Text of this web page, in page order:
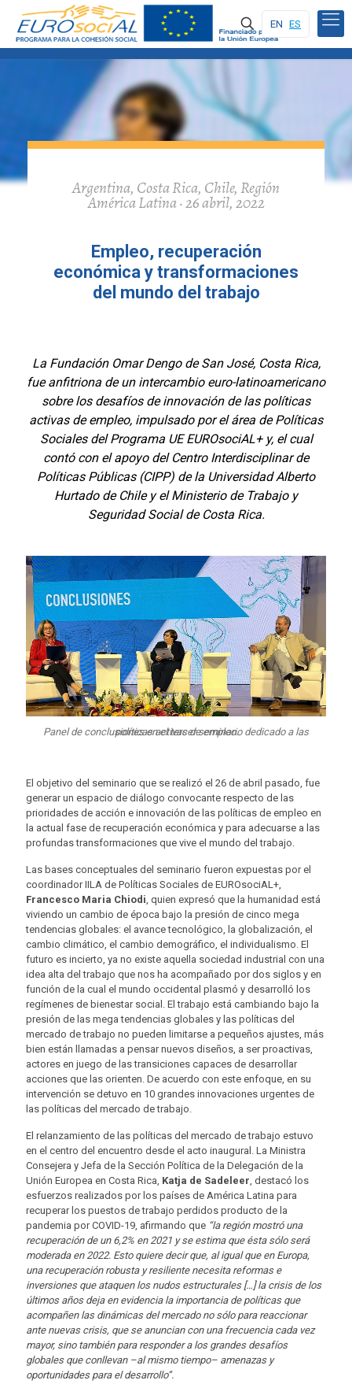
EN ES
Argentina, Costa Rica, Chile, Región
América Latina · 26 abril, 2022
Empleo, recuperación
económica y transformaciones
del mundo del trabajo
La Fundación Omar Dengo de San José, Costa Rica,
fue anfitriona de un intercambio euro-latinoamericano
sobre los desafíos de innovación de las políticas
activas de empleo, impulsado por el área de Políticas
Sociales del Programa UE EUROsociAL+ y, el cual
contó con el apoyo del Centro Interdisciplinar de
Políticas Públicas (CIPP) de la Universidad Alberto
Hurtado de Chile y el Ministerio de Trabajo y
Seguridad Social de Costa Rica.
Panel de conclusiones en el tercer seminario dedicado a las políticas activas de empleo.
El objetivo del seminario que se realizó el 26 de abril pasado, fue
generar un espacio de diálogo convocante respecto de las
prioridades de acción e innovación de las políticas de empleo en
la actual fase de recuperación económica y para adecuarse a las
profundas transformaciones que vive el mundo del trabajo.
Las bases conceptuales del seminario fueron expuestas por el
coordinador IILA de Políticas Sociales de EUROsociAL+,
Francesco Maria Chiodi, quien expresó que la humanidad está
viviendo un cambio de época bajo la presión de cinco mega
tendencias globales: el avance tecnológico, la globalización, el
cambio climático, el cambio demográfico, el individualismo. El
futuro es incierto, ya no existe aquella sociedad industrial con una
idea alta del trabajo que nos ha acompañado por dos siglos y en
función de la cual el mundo occidental plasmó y desarrolló los
regímenes de bienestar social. El trabajo está cambiando bajo la
presión de las mega tendencias globales y las políticas del
mercado de trabajo no pueden limitarse a pequeños ajustes, más
bien están llamadas a pensar nuevos diseños, a ser proactivas,
actores en juego de las transiciones capaces de desarrollar
acciones que las orienten. De acuerdo con este enfoque, en su
intervención se detuvo en 10 grandes innovaciones urgentes de
las políticas del mercado de trabajo.
El relanzamiento de las políticas del mercado de trabajo estuvo
en el centro del encuentro desde el acto inaugural. La Ministra
Consejera y Jefa de la Sección Política de la Delegación de la
Unión Europea en Costa Rica, Katja de Sadeleer, destacó los
esfuerzos realizados por los países de América Latina para
recuperar los puestos de trabajo perdidos producto de la
pandemia por COVID-19, afirmando que “la región mostró una
recuperación de un 6,2% en 2021 y se estima que ésta sólo será
moderada en 2022. Esto quiere decir que, al igual que en Europa,
una recuperación robusta y resiliente necesita reformas e
inversiones que ataquen los nudos estructurales […] la crisis de los
últimos años deja en evidencia la importancia de políticas que
acompañen las dinámicas del mercado no sólo para reaccionar
ante nuevas crisis, que se anuncian con una frecuencia cada vez
mayor, sino también para responder a los grandes desafíos
globales que conllevan –al mismo tiempo– amenazas y
oportunidades para el desarrollo”.